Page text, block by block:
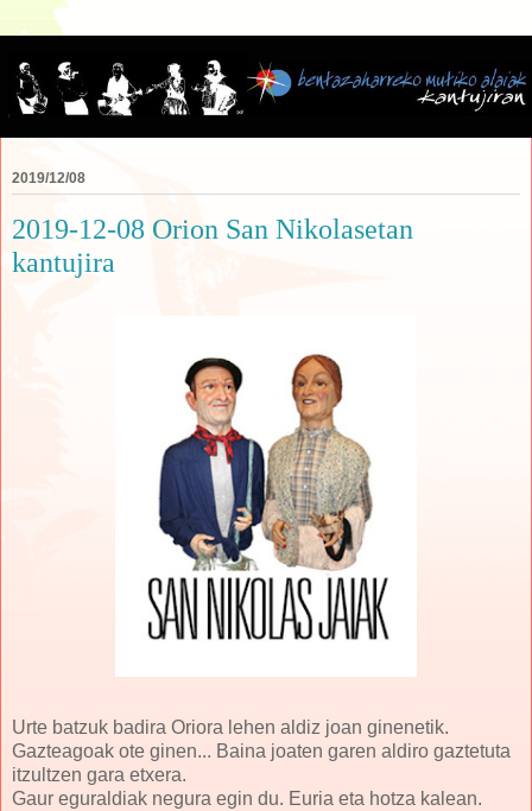
2019/12/08
2019-12-08 Orion San Nikolasetan
kantujira
Urte batzuk badira Oriora lehen aldiz joan ginenetik.
Gazteagoak ote ginen... Baina joaten garen aldiro gaztetuta
itzultzen gara etxera.
Gaur eguraldiak negura egin du. Euria eta hotza kalean.